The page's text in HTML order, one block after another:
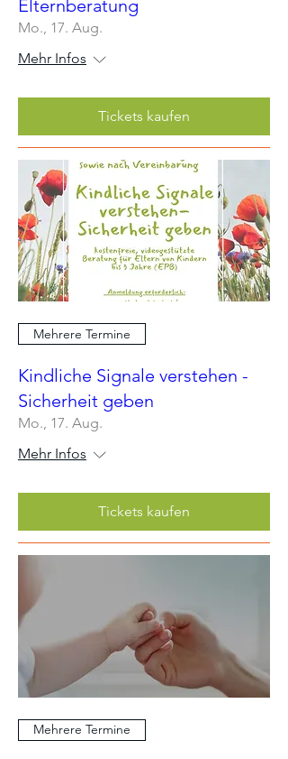
Elternberatung
Mo., 17. Aug.
Mehr Infos
Tickets kaufen
Mehrere Termine
Kindliche Signale verstehen -
Sicherheit geben
Mo., 17. Aug.
Mehr Infos
Tickets kaufen
Mehrere Termine